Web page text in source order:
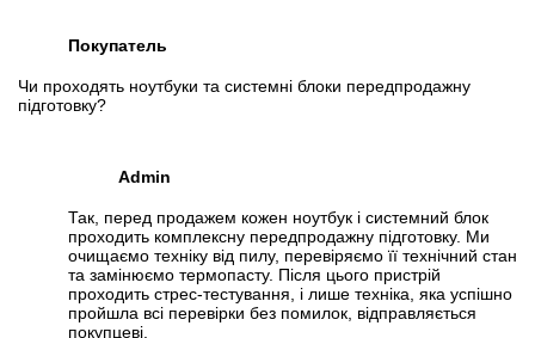
Покупатель
Чи проходять ноутбуки та системні блоки передпродажну
підготовку?
Admin
Так, перед продажем кожен ноутбук і системний блок
проходить комплексну передпродажну підготовку. Ми
очищаємо техніку від пилу, перевіряємо її технічний стан
та замінюємо термопасту. Після цього пристрій
проходить стрес-тестування, і лише техніка, яка успішно
пройшла всі перевірки без помилок, відправляється
покупцеві.